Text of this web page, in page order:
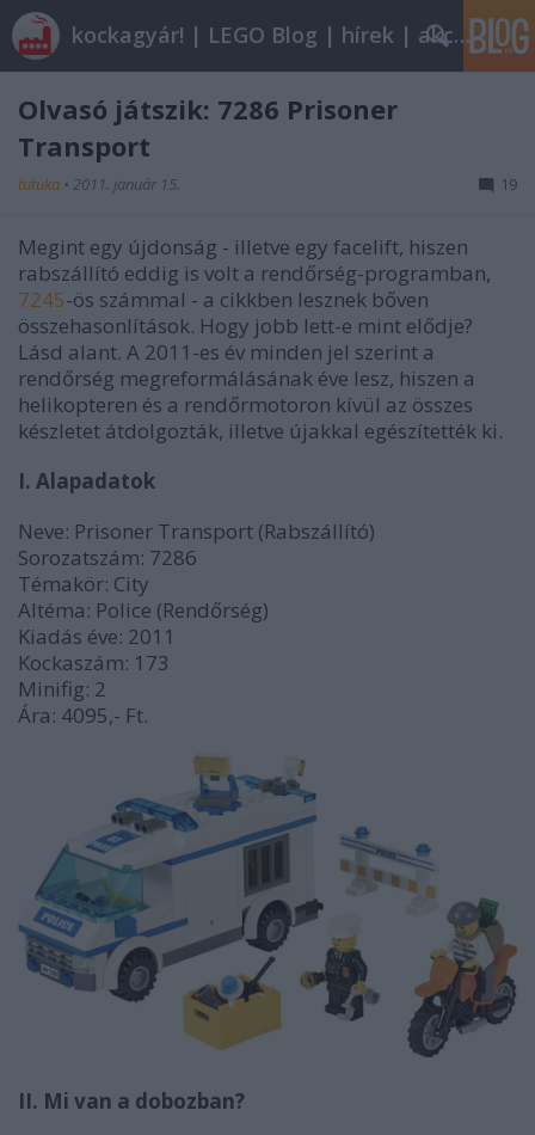
kockagyár! | LEGO Blog | hírek | akciók |
Olvasó játszik: 7286 Prisoner
Transport
tutuka • 2011. január 15. 19
Megint egy újdonság - illetve egy facelift, hiszen
rabszállító eddig is volt a rendőrség-programban,
7245-ös számmal - a cikkben lesznek bőven
összehasonlítások. Hogy jobb lett-e mint elődje?
Lásd alant. A 2011-es év minden jel szerint a
rendőrség megreformálásának éve lesz, hiszen a
helikopteren és a rendőrmotoron kívül az összes
készletet átdolgozták, illetve újakkal egészítették ki.
I. Alapadatok
Neve: Prisoner Transport (Rabszállító)
Sorozatszám: 7286
Témakör: City
Altéma: Police (Rendőrség)
Kiadás éve: 2011
Kockaszám: 173
Minifig: 2
Ára: 4095,- Ft.
II. Mi van a dobozban?